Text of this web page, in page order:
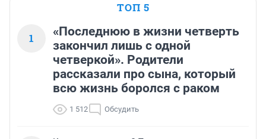
ТОП 5
1
«Последнюю в жизни четверть
закончил лишь с одной
четверкой». Родители
рассказали про сына, который
всю жизнь боролся с раком
1 512 Обсудить